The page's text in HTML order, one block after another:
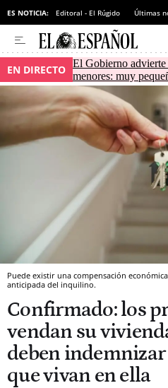
ES NOTICIA: Editoral - El Rúgido Últimas
EN DIRECTO El Gobierno
menores: muy
Puede existir una compensación
anticipada del inquilino.
Confirmado: los
vendan su
deben
que vivan en ella